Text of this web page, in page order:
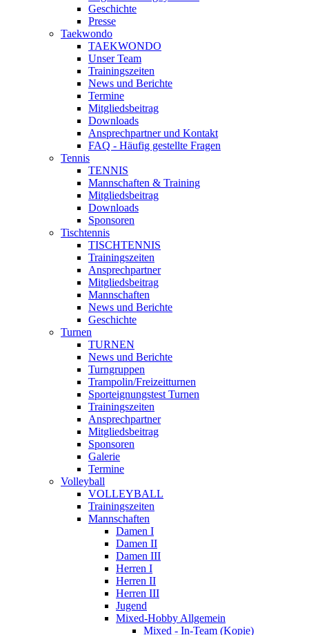
Geschichte
Presse
Taekwondo
TAEKWONDO
Unser Team
Trainingszeiten
News und Berichte
Termine
Mitgliedsbeitrag
Downloads
Ansprechpartner und Kontakt
FAQ - Häufig gestellte Fragen
Tennis
TENNIS
Mannschaften & Training
Mitgliedsbeitrag
Downloads
Sponsoren
Tischtennis
TISCHTENNIS
Trainingszeiten
Ansprechpartner
Mitgliedsbeitrag
Mannschaften
News und Berichte
Geschichte
Turnen
TURNEN
News und Berichte
Turngruppen
Trampolin/Freizeitturnen
Sporteignungstest Turnen
Trainingszeiten
Ansprechpartner
Mitgliedsbeitrag
Sponsoren
Galerie
Termine
Volleyball
VOLLEYBALL
Trainingszeiten
Mannschaften
Damen I
Damen II
Damen III
Herren I
Herren II
Herren III
Jugend
Mixed-Hobby Allgemein
Mixed - In-Team (Kopie)